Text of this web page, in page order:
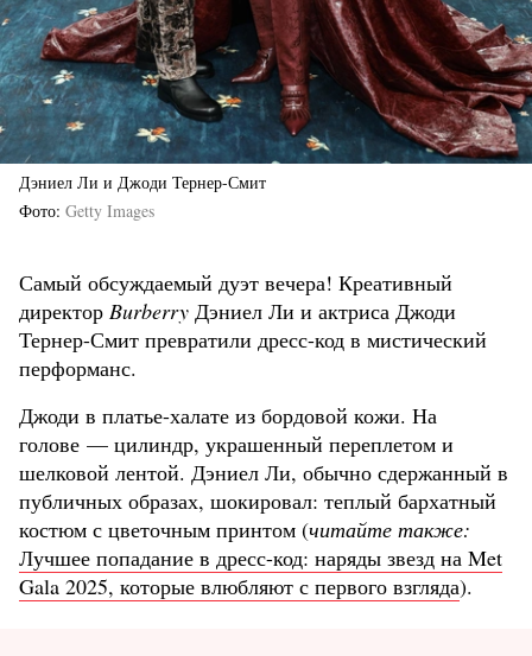
Дэниел Ли и Джоди Тернер-Смит
Фото Getty Images
Самый обсуждаемый дуэт вечера! Креативный
директор Burberry Дэниел Ли и актриса Джоди
Тернер-Смит превратили дресс-код в мистический
перформанс.
Джоди в платье-халате из бордовой кожи. На
голове — цилиндр, украшенный переплетом и
шелковой лентой. Дэниел Ли, обычно сдержанный в
публичных образах, шокировал: теплый бархатный
костюм с цветочным принтом (читайте также:
Лучшее попадание в дресс-код: наряды звезд на Met
Gala 2025, которые влюбляют с первого взгляда).